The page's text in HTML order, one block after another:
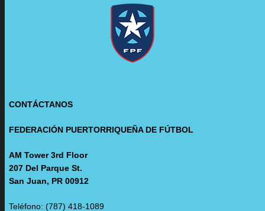
CONTÁCTANOS
FEDERACIÓN PUERTORRIQUEÑA DE FÚTBOL
AM Tower 3rd Floor
207 Del Parque St.
San Juan, PR 00912
Teléfono: (787) 418-1089